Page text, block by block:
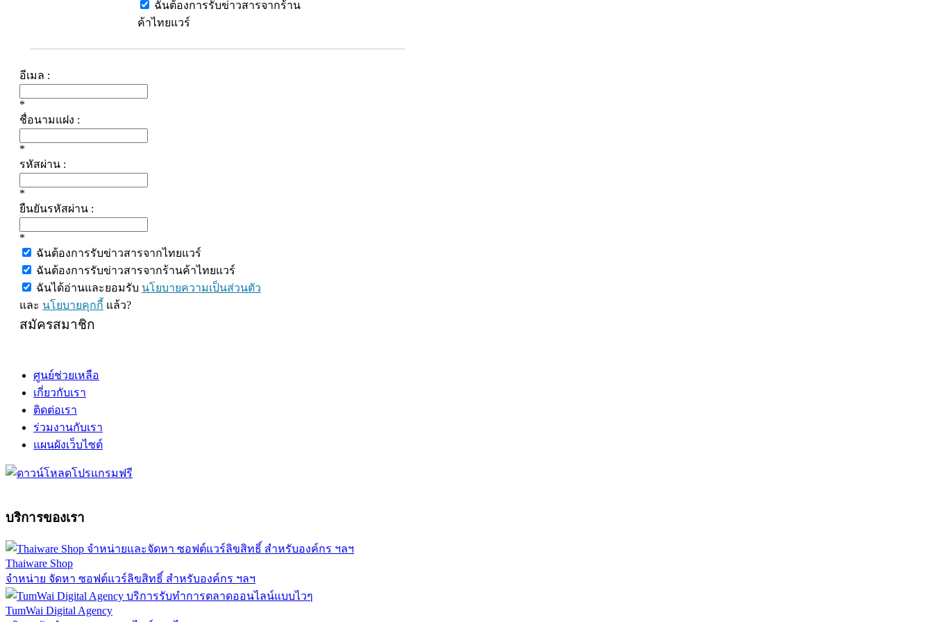
ฉันต้องการรับข่าวสารจากร้าน
ค้าไทยแวร์
อีเมล :
*
ชื่อนามแฝง :
*
รหัสผ่าน :
*
ยืนยันรหัสผ่าน :
*
ฉันต้องการรับข่าวสารจากไทยแวร์
ฉันต้องการรับข่าวสารจากร้านค้าไทยแวร์
ฉันได้อ่านและยอมรับ นโยบายความเป็นส่วนตัว
และ นโยบายคุกกี้ แล้ว?
สมัครสมาชิก
ศูนย์ช่วยเหลือ
เกี่ยวกับเรา
ติดต่อเรา
ร่วมงานกับเรา
แผนผังเว็บไซต์
บริการของเรา
Thaiware Shop
จำหน่าย จัดหา ซอฟต์แวร์ลิขสิทธิ์ สำหรับองค์กร ฯลฯ
TumWai Digital Agency